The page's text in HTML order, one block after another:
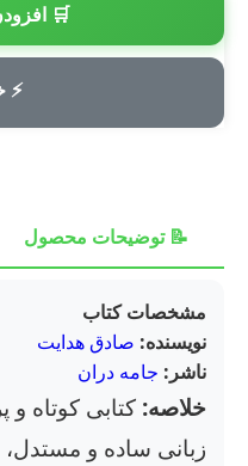
🛒
⚡
💳 پرداخت امن
📝 توضیحات محصول
مشخصات کتاب
نویسنده: صادق هدایت
ناشر: جامه دران
خلاصه: کتابی کوتاه و
زبانی ساده و مستدل،